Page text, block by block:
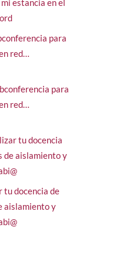
estancia en el
para
red…
para
red…
tu docencia
de aislamiento y
docencia de
aislamiento y